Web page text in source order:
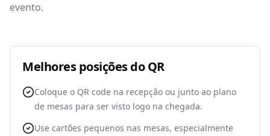
evento.
Melhores posições do QR
Coloque o QR code na recepção ou junto ao plano
de mesas para ser visto logo na chegada.
Use cartões pequenos nas mesas, especialmente